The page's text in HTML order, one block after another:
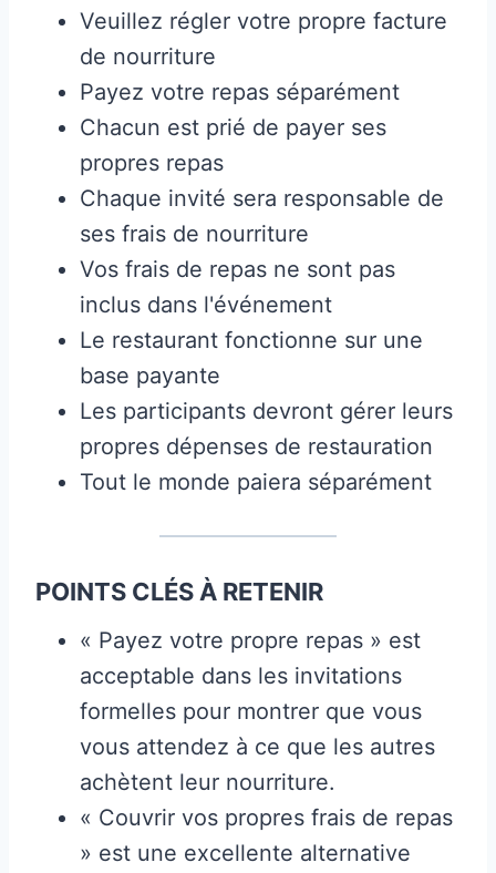
Veuillez régler votre propre facture
de nourriture
Payez votre repas séparément
Chacun est prié de payer ses
propres repas
Chaque invité sera responsable de
ses frais de nourriture
Vos frais de repas ne sont pas
inclus dans l'événement
Le restaurant fonctionne sur une
base payante
Les participants devront gérer leurs
propres dépenses de restauration
Tout le monde paiera séparément
POINTS CLÉS À RETENIR
« Payez votre propre repas » est
acceptable dans les invitations
formelles pour montrer que vous
vous attendez à ce que les autres
achètent leur nourriture.
« Couvrir vos propres frais de repas
» est une excellente alternative